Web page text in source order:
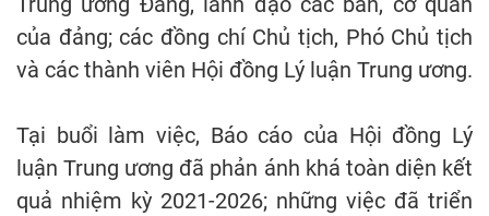
của đảng; các đồng chí Chủ tịch, Phó Chủ tịch
và các thành viên Hội đồng Lý luận Trung ương.
Tại buổi làm việc, Báo cáo của Hội đồng Lý
luận Trung ương đã phản ánh khá toàn diện kết
quả nhiệm kỳ 2021-2026; những việc đã triển